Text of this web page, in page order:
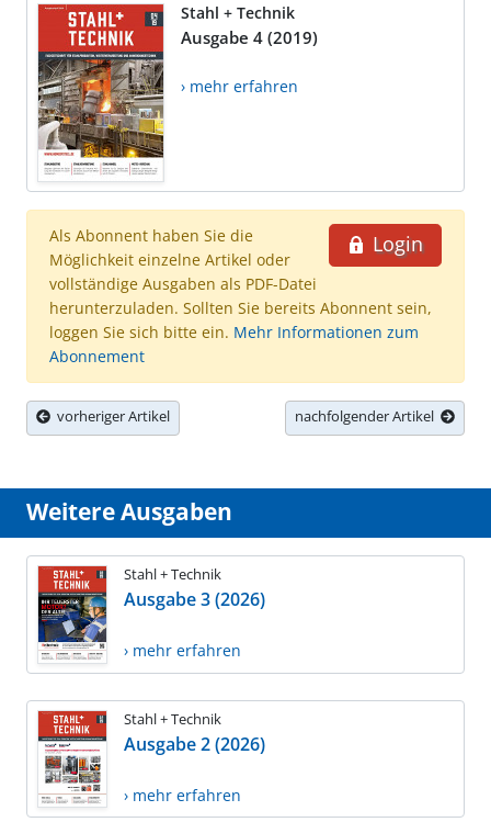
Stahl + Technik
Ausgabe 4 (2019)
› mehr erfahren
Login
Als Abonnent haben Sie die
Möglichkeit einzelne Artikel oder
vollständige Ausgaben als PDF-Datei
herunterzuladen. Sollten Sie bereits Abonnent sein,
loggen Sie sich bitte ein. Mehr Informationen zum
Abonnement
vorheriger Artikel nachfolgender Artikel
Weitere Ausgaben
Stahl + Technik
Ausgabe 3 (2026)
› mehr erfahren
Stahl + Technik
Ausgabe 2 (2026)
› mehr erfahren